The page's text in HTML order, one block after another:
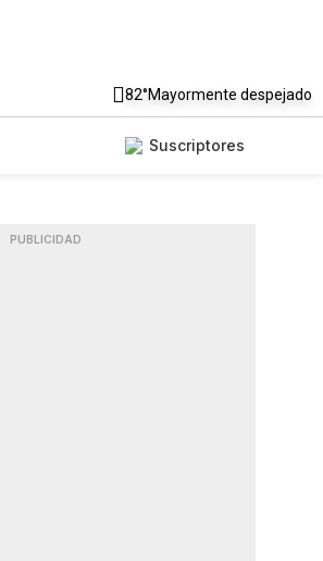
82°Mayormente despejado
Suscriptores
PUBLICIDAD